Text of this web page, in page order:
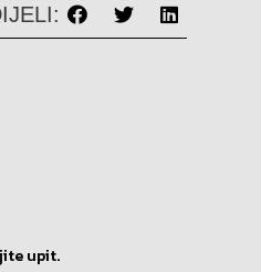
upit.